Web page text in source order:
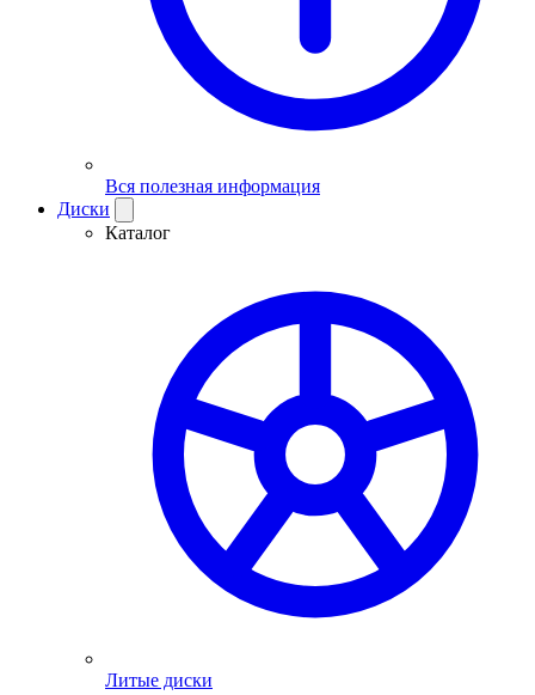
Вся полезная информация
Диски
Каталог
Литые диски